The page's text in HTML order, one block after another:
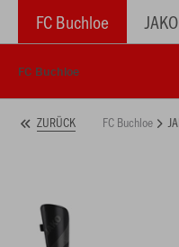
FC Buchloe
FC Buchloe
ZURÜCK FC Buchloe